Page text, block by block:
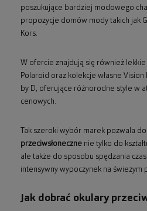
poszukujące bardziej modowego
propozycje domów mody takich jak
Kors.
W ofercie znajdują się również
Polaroid oraz kolekcje własne
by D, oferujące różnorodne style w
cenowych.
Tak szeroki wybór marek pozwala
przeciwsłoneczne nie tylko do
ale także do sposobu spędzania
intensywny wypoczynek na świeżym
Jak dobrać okulary